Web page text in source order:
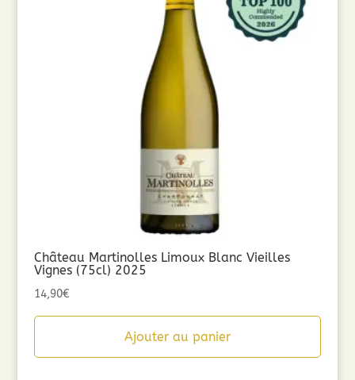
Château Martinolles Limoux Blanc Vieilles
Vignes (75cl) 2025
14,90€
Ajouter au panier